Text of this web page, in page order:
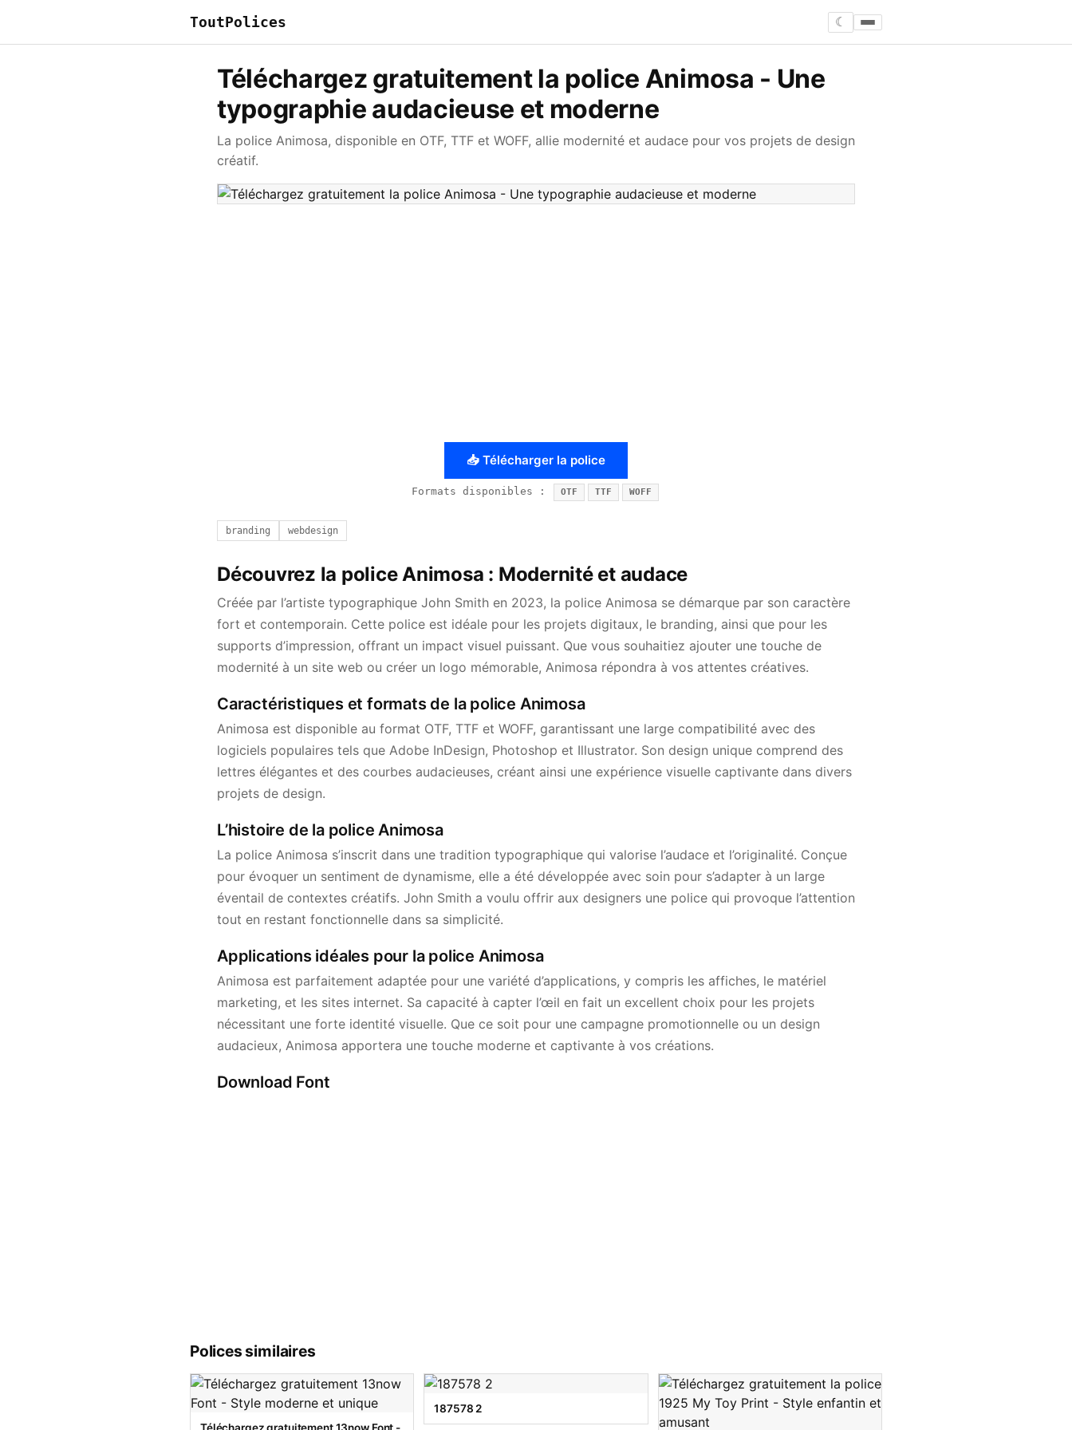
ToutPolices ☾
Téléchargez gratuitement la police Animosa - Une
typographie audacieuse et moderne
La police Animosa, disponible en OTF, TTF et WOFF, allie modernité et audace pour vos projets de design
créatif.
📥 Télécharger la police
Formats disponibles : OTF TTF WOFF
branding webdesign
Découvrez la police Animosa : Modernité et audace
Créée par l’artiste typographique John Smith en 2023, la police Animosa se démarque par son caractère
fort et contemporain. Cette police est idéale pour les projets digitaux, le branding, ainsi que pour les
supports d’impression, offrant un impact visuel puissant. Que vous souhaitiez ajouter une touche de
modernité à un site web ou créer un logo mémorable, Animosa répondra à vos attentes créatives.
Caractéristiques et formats de la police Animosa
Animosa est disponible au format OTF, TTF et WOFF, garantissant une large compatibilité avec des
logiciels populaires tels que Adobe InDesign, Photoshop et Illustrator. Son design unique comprend des
lettres élégantes et des courbes audacieuses, créant ainsi une expérience visuelle captivante dans divers
projets de design.
L’histoire de la police Animosa
La police Animosa s’inscrit dans une tradition typographique qui valorise l’audace et l’originalité. Conçue
pour évoquer un sentiment de dynamisme, elle a été développée avec soin pour s’adapter à un large
éventail de contextes créatifs. John Smith a voulu offrir aux designers une police qui provoque l’attention
tout en restant fonctionnelle dans sa simplicité.
Applications idéales pour la police Animosa
Animosa est parfaitement adaptée pour une variété d’applications, y compris les affiches, le matériel
marketing, et les sites internet. Sa capacité à capter l’œil en fait un excellent choix pour les projets
nécessitant une forte identité visuelle. Que ce soit pour une campagne promotionnelle ou un design
audacieux, Animosa apportera une touche moderne et captivante à vos créations.
Download Font
Polices similaires
187578 2